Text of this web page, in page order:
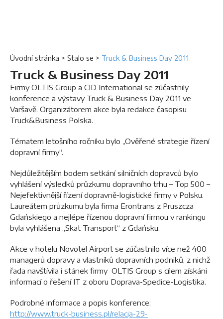
Úvodní stránka > Stalo se > Truck & Business Day 2011
Truck & Business Day 2011
Firmy OLTIS Group a CID International se zúčastnily
konference a výstavy Truck & Business Day 2011 ve
Varšavě. Organizátorem akce byla redakce časopisu
Truck&Business Polska.
Tématem letošního ročníku bylo „Ověřené strategie řízení
dopravní firmy“.
Nejdůležitějším bodem setkání silničních dopravců bylo
vyhlášení výsledků průzkumu dopravního trhu – Top 500 –
Nejefektivnější řízení dopravně-logistické firmy v Polsku.
Laureátem průzkumu byla firma Erontrans z Pruszcza
Gdańskiego a nejlépe řízenou dopravní firmou v rankingu
byla vyhlášena „Skat Transport“ z Gdańsku.
Akce v hotelu Novotel Airport se zúčastnilo více než 400
managerů dopravy a vlastníků dopravních podniků, z nichž
řada navštívila i stánek firmy OLTIS Group s cílem získáni
informací o řešení IT z oboru Doprava-Spedice-Logistika.
Podrobné informace a popis konference:
http://www.truck-business.pl/relacja-29-